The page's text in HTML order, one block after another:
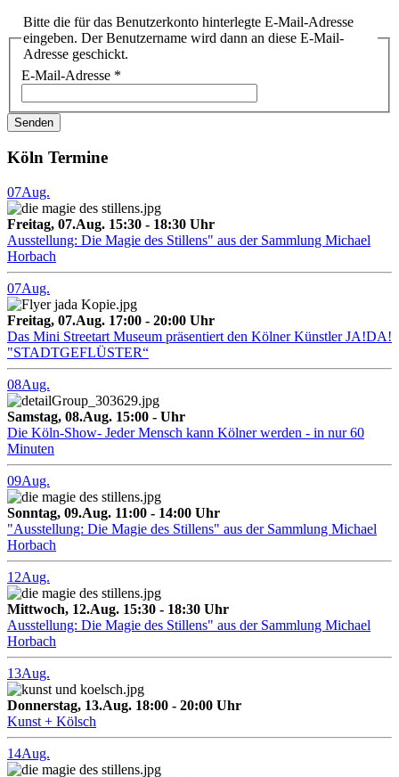
Bitte die für das Benutzerkonto hinterlegte E-Mail-Adresse
eingeben. Der Benutzername wird dann an diese E-Mail-
Adresse geschickt.
E-Mail-Adresse *
Senden
Köln Termine
07Aug.
Freitag, 07.Aug. 15:30 - 18:30 Uhr
Ausstellung: Die Magie des Stillens" aus der Sammlung Michael
Horbach
07Aug.
Freitag, 07.Aug. 17:00 - 20:00 Uhr
Das Mini Streetart Museum präsentiert den Kölner Künstler JA!DA!
"STADTGEFLÜSTER“
08Aug.
Samstag, 08.Aug. 15:00 - Uhr
Die Köln-Show- Jeder Mensch kann Kölner werden - in nur 60
Minuten
09Aug.
Sonntag, 09.Aug. 11:00 - 14:00 Uhr
"Ausstellung: Die Magie des Stillens" aus der Sammlung Michael
Horbach
12Aug.
Mittwoch, 12.Aug. 15:30 - 18:30 Uhr
Ausstellung: Die Magie des Stillens" aus der Sammlung Michael
Horbach
13Aug.
Donnerstag, 13.Aug. 18:00 - 20:00 Uhr
Kunst + Kölsch
14Aug.